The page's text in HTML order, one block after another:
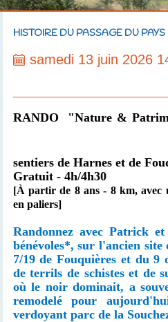
HISTOIRE DU PASSAGE DU
samedi 13 juin 2026
RANDO "Nature &
sentiers de Harnes et de
Gratuit - 4h/4h30
[À partir de 8 ans - 8 km,
en paliers]
Randonnez avec Patrick
bénévoles*, sur l'ancien site
7/19 de Fouquières et du 9
de terrils de schistes et de
où le noir dominait, a
remodelé pour
verdoyant parc de la